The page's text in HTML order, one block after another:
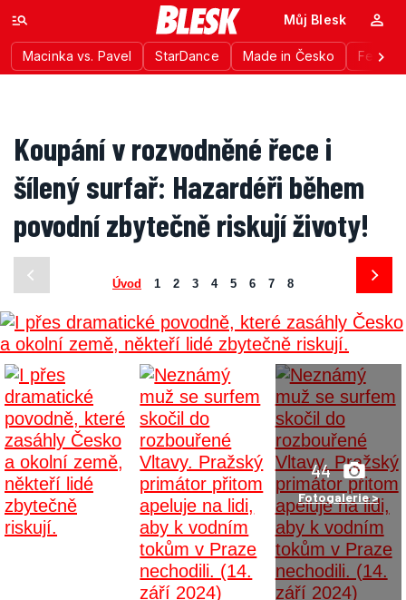
Macinka vs. Pavel StarDance Made in Česko
Můj Blesk
Koupání v rozvodněné řece i
šílený surfař: Hazardéři během
povodní zbytečně riskují životy!
Úvod 1 2 3 4 5 6 7 8
44
Fotogalerie >